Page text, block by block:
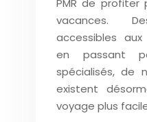
PMR de profiter
vacances.
accessibles
en passant
spécialisés, de
existent
voyage plus